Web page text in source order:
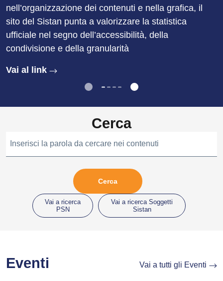
nell’organizzazione dei contenuti e nella grafica, il
sito del Sistan punta a valorizzare la statistica
ufficiale nel segno dell’accessibilità, della
condivisione e della granularità
Vai al link
Cerca
Inserisci la parola da cercare nei contenuti
Vai a ricerca
PSN
Vai a ricerca Soggetti
Sistan
Eventi Vai a tutti gli Eventi